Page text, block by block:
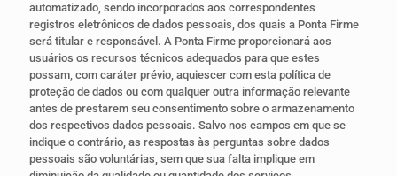
automatizado, sendo incorporados aos correspondentes
registros eletrônicos de dados pessoais, dos quais a Ponta Firme
será titular e responsável. A Ponta Firme proporcionará aos
usuários os recursos técnicos adequados para que estes
possam, com caráter prévio, aquiescer com esta política de
proteção de dados ou com qualquer outra informação relevante
antes de prestarem seu consentimento sobre o armazenamento
dos respectivos dados pessoais. Salvo nos campos em que se
indique o contrário, as respostas às perguntas sobre dados
pessoais são voluntárias, sem que sua falta implique em